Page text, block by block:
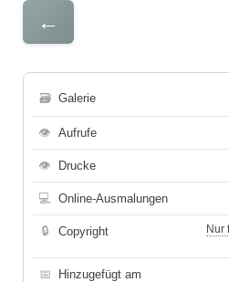
←
🗃 Galerie
👁 Aufrufe
👁 Drucke
💻 Online-Ausmalungen
🔒 Copyright
Nur
📅 Hinzugefügt am